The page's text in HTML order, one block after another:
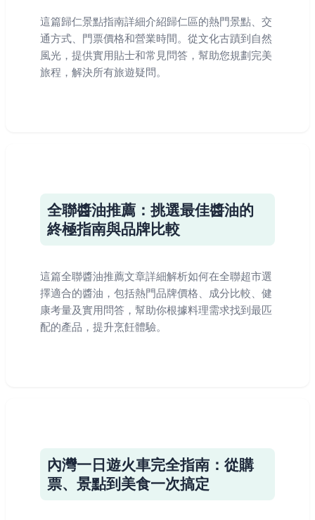
這篇歸仁景點指南詳細介紹歸仁區的熱門景點、交
通方式、門票價格和營業時間。從文化古蹟到自然
風光，提供實用貼士和常見問答，幫助您規劃完美
旅程，解決所有旅遊疑問。
全聯醬油推薦：挑選最佳醬油的
終極指南與品牌比較
這篇全聯醬油推薦文章詳細解析如何在全聯超市選
擇適合的醬油，包括熱門品牌價格、成分比較、健
康考量及實用問答，幫助你根據料理需求找到最匹
配的產品，提升烹飪體驗。
內灣一日遊火車完全指南：從購
票、景點到美食一次搞定